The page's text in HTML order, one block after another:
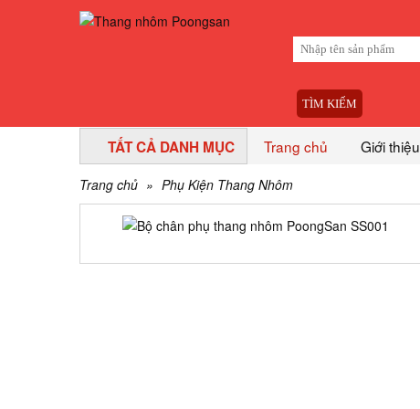
TÌM KIẾM
TẤT CẢ DANH MỤC Trang chủ Giới thiệu
Trang chủ » Phụ Kiện Thang Nhôm